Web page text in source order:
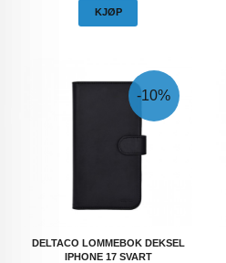
KJØP
DELTACO LOMMEBOK DEKSEL
IPHONE 17 SVART
-10%